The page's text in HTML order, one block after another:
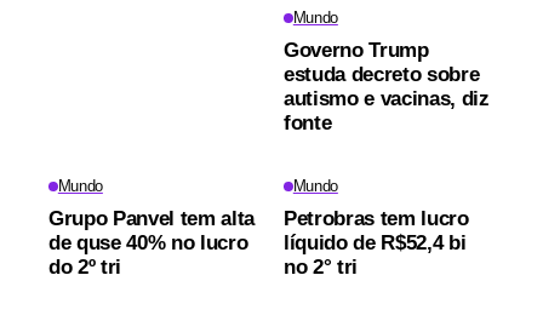
Mundo
Governo Trump
estuda decreto sobre
autismo e vacinas, diz
fonte
Mundo
Grupo Panvel tem alta
de quse 40% no lucro
do 2º tri
Mundo
Petrobras tem lucro
líquido de R$52,4 bi
no 2° tri